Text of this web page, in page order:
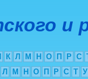
и
К Л М Н О П Р С
Л М Н О П Р С Т У